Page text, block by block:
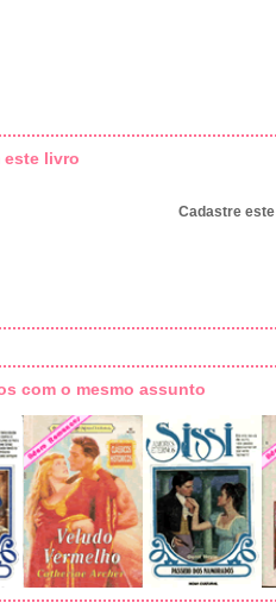
este livro
Cadastre
com o mesmo assunto